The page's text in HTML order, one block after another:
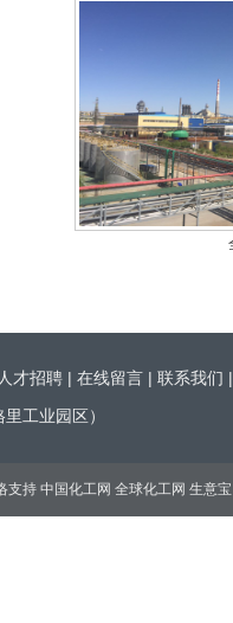
人才招聘 | 在线留言 | 联系我们
工业园区）
支持 中国化工网 全球化工网 生意宝